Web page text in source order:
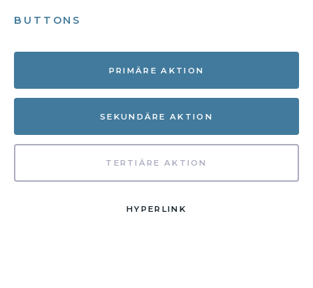
BUTTONS
PRIMÄRE AKTION
SEKUNDÄRE AKTION
TERTIÄRE AKTION
HYPERLINK